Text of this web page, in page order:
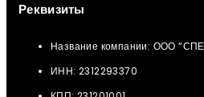
Реквизиты
Название компании: ООО
ИНН: 2312293370